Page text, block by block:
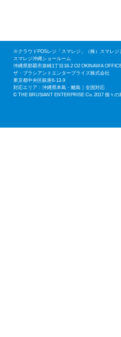
※クラウドPOSレジ「スマレジ」（株）スマレジ
​スマレジ沖縄ショールーム
沖縄県那覇市泉崎1丁目18-2 O2 OKINAWA
ザ・ブラシアントエンタープライズ株式会社
東京都中央区銀座6-13-9
​対応エリア：沖縄県本島・離島｜全国対応
© THE BRUSIANT ENTERPRISE Co. 2017 個々